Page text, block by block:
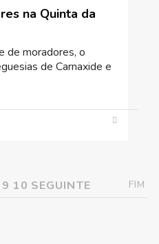
na Quinta da
de moradores, o
de Carnaxide e
9 10 SEGUINTE FIM